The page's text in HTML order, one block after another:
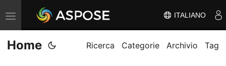
V
ä
x
ITALIANO
Home Ricerca Categorie Archivio Tag